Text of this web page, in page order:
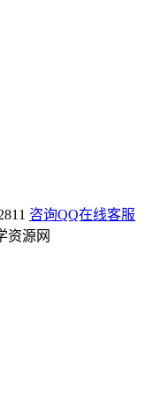
咨询QQ在线客服
资源网